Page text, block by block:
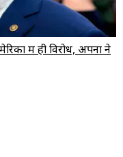
में ही विरोध, अपनों ने